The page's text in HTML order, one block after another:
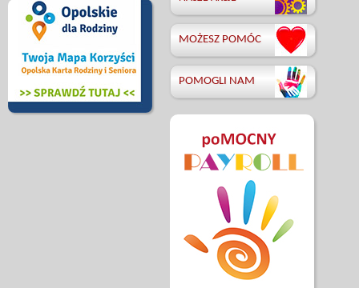
MOŻESZ POMÓC
POMOGLI NAM